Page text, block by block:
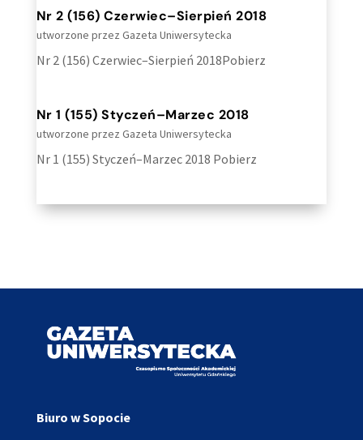
Nr 2 (156) Czerwiec–Sierpień 2018
utworzone przez Gazeta Uniwersytecka
Nr 2 (156) Czerwiec–Sierpień 2018Pobierz
Nr 1 (155) Styczeń–Marzec 2018
utworzone przez Gazeta Uniwersytecka
Nr 1 (155) Styczeń–Marzec 2018 Pobierz
Biuro w Sopocie